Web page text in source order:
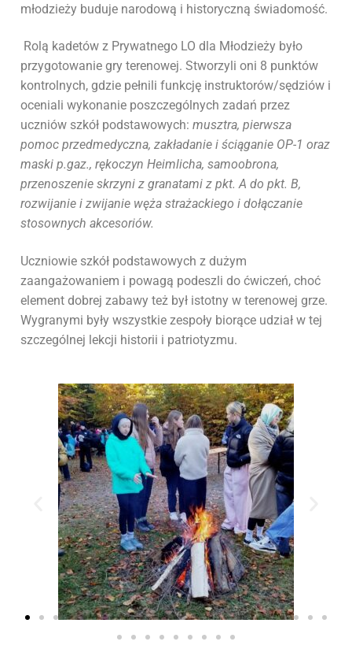
młodzieży buduje narodową i historyczną świadomość.
Rolą kadetów z Prywatnego LO dla Młodzieży było
przygotowanie gry terenowej. Stworzyli oni 8 punktów
kontrolnych, gdzie pełnili funkcję instruktorów/sędziów i
oceniali wykonanie poszczególnych zadań przez
uczniów szkół podstawowych: musztra, pierwsza
pomoc przedmedyczna, zakładanie i ściąganie OP-1 oraz
maski p.gaz., rękoczyn Heimlicha, samoobrona,
przenoszenie skrzyni z granatami z pkt.A do pkt. B,
rozwijanie i zwijanie węża strażackiego i dołączanie
stosownych akcesoriów.
Uczniowie szkół podstawowych z dużym
zaangażowaniem i powagą podeszli do ćwiczeń, choć
element dobrej zabawy też był istotny w terenowej grze.
Wygranymi były wszystkie zespoły biorące udział w tej
szczególnej lekcji historii i patriotyzmu.